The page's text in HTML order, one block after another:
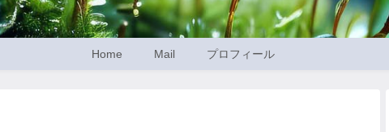
Home Mail プロフィール